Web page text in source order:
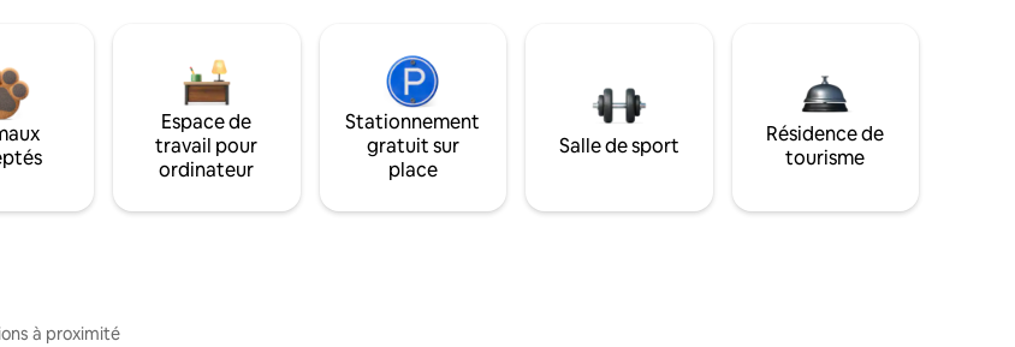
Espace de
travail pour
ordinateur
Stationnement
gratuit sur
place
Salle de sport
Résidence de
tourisme
à proximité